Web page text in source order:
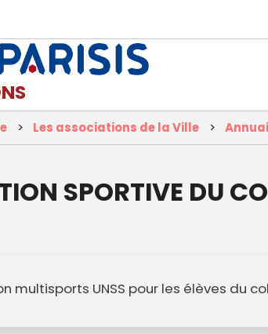
Les associations de la Ville
SPORTIVE DU
multisports UNSS pour les élèves du